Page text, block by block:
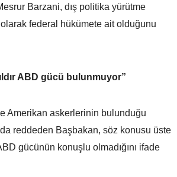
Barzani, dış politika yürütme
federal hükümete ait olduğunu
ABD gücü bulunmuyor”
Amerikan askerlerinin bulunduğu
reddeden Başbakan, söz konusu üste
gücünün konuşlu olmadığını ifade